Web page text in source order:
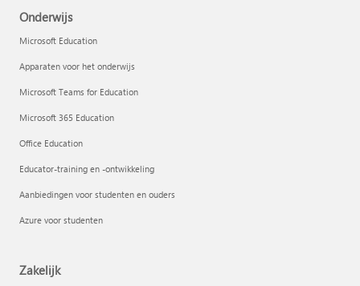
Onderwijs
Microsoft Education
Apparaten voor het onderwijs
Microsoft Teams for Education
Microsoft 365 Education
Office Education
Educator-training en -ontwikkeling
Aanbiedingen voor studenten en ouders
Azure voor studenten
Zakelijk